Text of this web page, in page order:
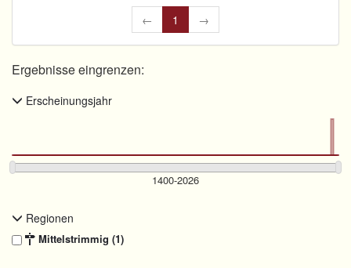
← 1 →
Ergebnisse eingrenzen:
Erscheinungsjahr
Regionen
Mittelstrimmig (1)